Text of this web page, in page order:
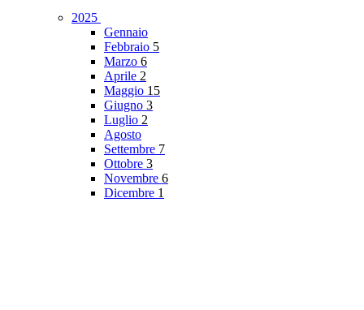
2025
Gennaio
Febbraio 5
Marzo 6
Aprile 2
Maggio 15
Giugno 3
Luglio 2
Agosto
Settembre 7
Ottobre 3
Novembre 6
Dicembre 1